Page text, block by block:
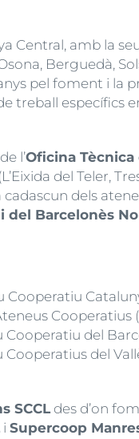
Central, amb la
Berguedà,
pel foment i
treball específics
l’Oficina Tècnica
del Teler,
dels
del Barcelonès
Cooperatiu
Cooperatius
Cooperatiu del
del
SCCL des d’on
i Supercoop